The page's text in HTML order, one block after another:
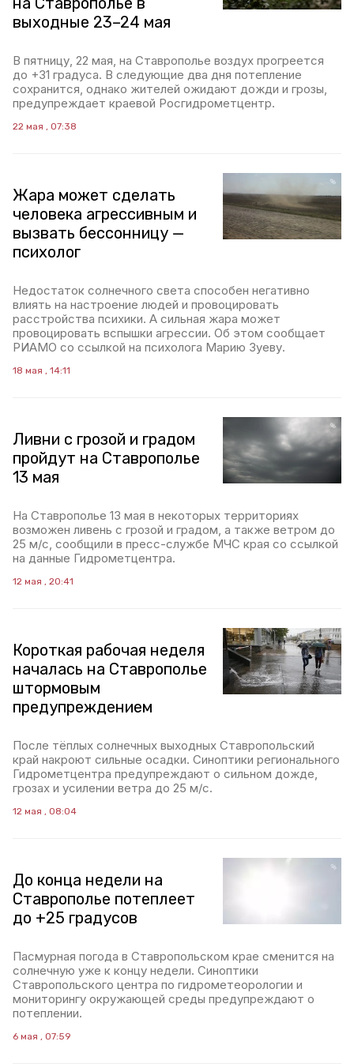
выходные 23–24 мая
В пятницу, 22 мая, на Ставрополье воздух прогреется
до +31 градуса. В следующие два дня потепление
сохранится, однако жителей ожидают дожди и грозы,
предупреждает краевой Росгидрометцентр.
22 мая , 07:38
Жара может сделать
человека агрессивным и
вызвать бессонницу —
психолог
Недостаток солнечного света способен негативно
влиять на настроение людей и провоцировать
расстройства психики. А сильная жара может
провоцировать вспышки агрессии. Об этом сообщает
РИАМО со ссылкой на психолога Марию Зуеву.
18 мая , 14:11
Ливни с грозой и градом
пройдут на Ставрополье
13 мая
На Ставрополье 13 мая в некоторых территориях
возможен ливень с грозой и градом, а также ветром до
25 м/с, сообщили в пресс-службе МЧС края со ссылкой
на данные Гидрометцентра.
12 мая , 20:41
Короткая рабочая неделя
началась на Ставрополье
штормовым
предупреждением
После тёплых солнечных выходных Ставропольский
край накроют сильные осадки. Синоптики регионального
Гидрометцентра предупреждают о сильном дожде,
грозах и усилении ветра до 25 м/с.
12 мая , 08:04
До конца недели на
Ставрополье потеплеет
до +25 градусов
Пасмурная погода в Ставропольском крае сменится на
солнечную уже к концу недели. Синоптики
Ставропольского центра по гидрометеорологии и
мониторингу окружающей среды предупреждают о
потеплении.
6 мая , 07:59